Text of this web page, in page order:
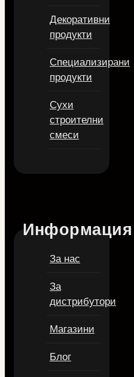
Декоративни
продукти
Специализирани
продукти
Сухи
строителни
смеси
Информация
За нас
За
дистрибутори
Магазини
Блог